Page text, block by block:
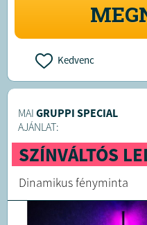
Kedvenc
MAI GRUPPI SPECIAL
AJÁNLAT:
SZÍNVÁLTÓS
Dinamikus fényminta